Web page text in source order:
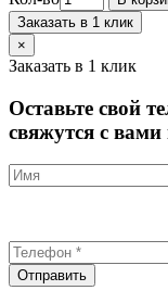
Заказать в 1 клик
×
Заказать в 1 клик
Оставьте свой
свяжутся с
Отправить